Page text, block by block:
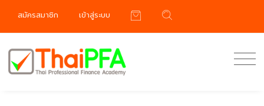
สมัครสมาชิก เข้าสู่ระบบ